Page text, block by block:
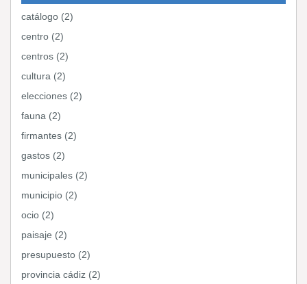
catálogo (2)
centro (2)
centros (2)
cultura (2)
elecciones (2)
fauna (2)
firmantes (2)
gastos (2)
municipales (2)
municipio (2)
ocio (2)
paisaje (2)
presupuesto (2)
provincia cádiz (2)